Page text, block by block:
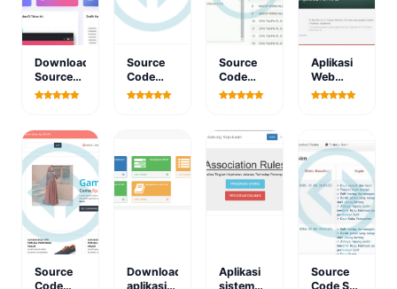
Download
Source
Code
Dana
Lavarel 8
Source
Code
Aplikasi
Web
Source
Code
Aplikasi
SMK
Aplikasi
Web
Akademik
Source
Code
Download
aplikasi
Aplikasi
sistem
Source
Code SP